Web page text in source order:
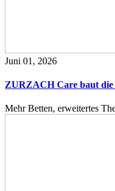
Juni 01, 2026
ZURZACH Care baut
Mehr Betten, erweitertes